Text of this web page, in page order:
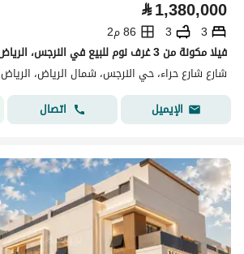
⃁1,380,000
3
3
86 م2
فيلا مكونة من 3 غرف نوم للبيع في النرجس، الرياض
شارع شارع حراء، حي النرجس، شمال الرياض، الرياض
الإيميل
اتصال